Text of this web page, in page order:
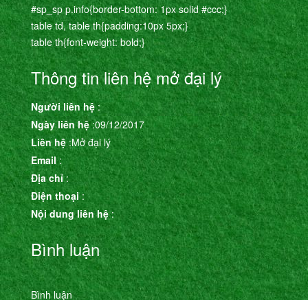
#sp_sp p.info{border-bottom: 1px solid #ccc;}
table td, table th{padding:10px 5px;}
table th{font-weight: bold;}
Thông tin liên hệ mở đại lý
Người liên hệ:
Ngày liên hệ:09/12/2017
Liên hệ:Mở đại lý
Email:
Địa chỉ:
Điện thoại:
Nội dung liên hệ:
Bình luận
Bình luận